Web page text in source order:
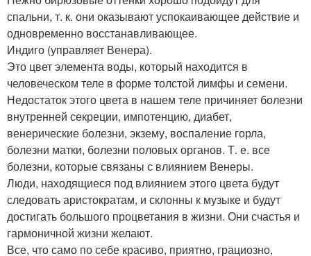
спальни, т. к. они оказывают успокаивающее действие и
одновременно восстанавливающее.
Индиго (управляет Венера).
Это цвет элемента воды, который находится в
человеческом теле в форме толстой лимфы и семени.
Недостаток этого цвета в нашем теле причиняет болезни
внутренней секреции, импотенцию, диабет,
венерические болезни, экзему, воспаление горла,
болезни матки, болезни половых органов. Т. е. все
болезни, которые связаны с влиянием Венеры.
Люди, находящиеся под влиянием этого цвета будут
следовать аристократам, и склонны к музыке и будут
достигать большого процветания в жизни. Они счастья и
гармоничной жизни желают.
Все, что само по себе красиво, приятно, грациозно,